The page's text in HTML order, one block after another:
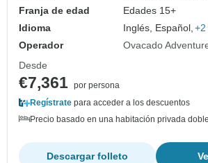
Franja de edad
Edades 15+
Idioma
Inglés, Español, +2
Operador
Ovacado
Desde
€7,361 por persona
Regístrate para acceder a los descuentos
Precio basado en una habitación privada doble
Descargar folleto